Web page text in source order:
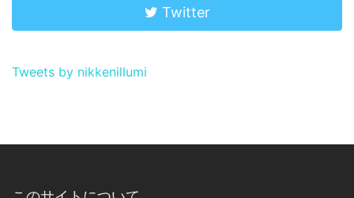
Twitter
Tweets by nikkenillumi